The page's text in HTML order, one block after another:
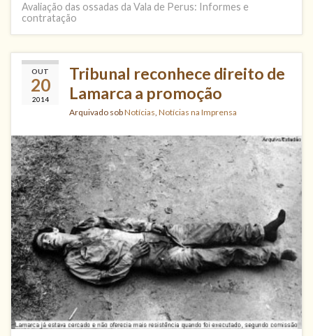
Avaliação das ossadas da Vala de Perus: Informes e
contratação
OUT
20
2014
Tribunal reconhece direito de
Lamarca a promoção
Arquivado sobNotícias, Notícias na Imprensa